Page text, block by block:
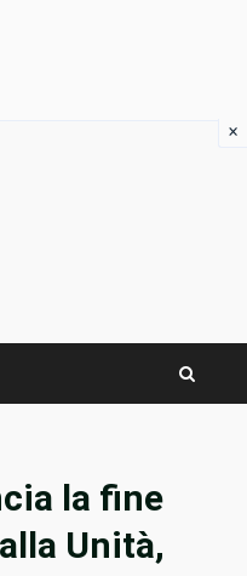
la fine
Unità,
×